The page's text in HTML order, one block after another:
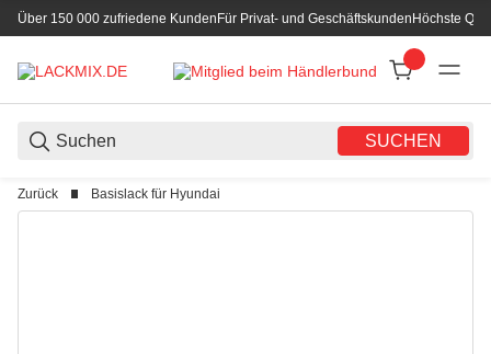
Über 150 000 zufriedene KundenFür Privat- und GeschäftskundenHöchste
SUCHEN
Zurück Basislack für Hyundai